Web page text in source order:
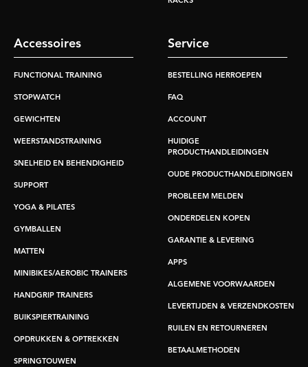
Accessoires
FUNCTIONAL TRAINING
STOPWATCH
GEWICHTEN
WEERSTANDSTRAINING
SNELHEID EN BEHENDIGHEID
SUPPORT
YOGA & PILATES
GYMBALLEN
MATTEN
MINIBIKES/AEROBIC TRAINERS
HANDGRIP TRAINERS
BUIKSPIERTRAINING
OPDRUKKEN & OPTREKKEN
SPRINGTOUWEN
Service
BESTELLING HERROEPEN
FAQ
ACCOUNT
HUIDIGE
PRODUCTHANDLEIDINGEN
OUDE PRODUCTHANDLEIDINGEN
PROBLEEM MELDEN
ONDERDELEN KOPEN
GARANTIE & LEVERING
APPS
ALGEMENE VOORWAARDEN
LEVERTIJDEN & VERZENDKOSTEN
RUILEN EN RETOURNEREN
BETAALMETHODEN